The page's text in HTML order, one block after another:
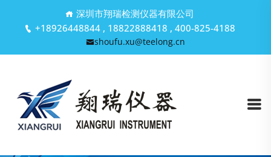
深圳市翔瑞检测仪器有限公司
+18926448844 , 18822888418 , 400-825-4188
shoufu.xu@teelong.cn